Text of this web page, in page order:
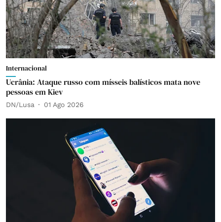
Internacional
Ucrânia: Ataque russo com mísseis balísticos mata nove
pessoas em Kiev
DN/Lusa 01 Ago 2026